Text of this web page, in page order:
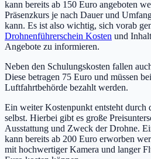
kann bereits ab 150 Euro angeboten
Präsenzkurs je nach Dauer und
kann. Es ist also wichtig, sich vorab
Drohnenführerschein Kosten und
Angebote zu informieren.
Neben den Schulungskosten fallen
Diese betragen 75 Euro und müssen
Luftfahrtbehörde bezahlt werden.
Ein weiter Kostenpunkt entsteht durch
selbst. Hierbei gibt es große
Ausstattung und Zweck der Drohne.
kann bereits ab 200 Euro erworben
mit hochwertiger Kamera und langer